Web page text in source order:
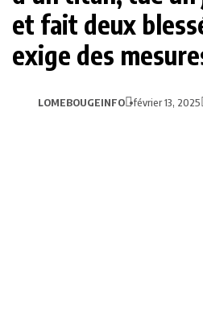
et fait deux
exige des
LOMEBOUGEINFO février 13, 2025